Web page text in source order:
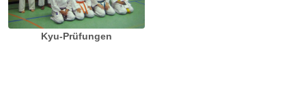
Kyu-Prüfungen